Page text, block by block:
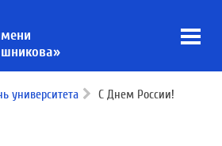
университета С Днем России!